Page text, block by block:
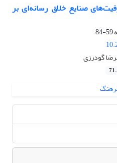
صنایع خلاق رسانه‌ای بر
59-84
گودرزی